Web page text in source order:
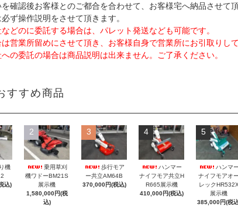
確認後お客様とのご都合を合わせて、お客様宅へ納品させて頂
ず操作説明をさせて頂きます。
どのに委託する場合は、パレット発送なども可能です。
営業所留めにさせて頂き、お客様自身で営業所にお引取りし
の委託の場合は商品説明は出来ません。ご了承ください。
すすめ商品
機
込)
2
乗用草刈
機ワドーBM21S
展示機
1,580,000円(税
込)
3
歩行モア
ー共立AM64B
370,000円(税込)
4
ハンマー
ナイフモア共立H
R665展示機
410,000円(税込)
5
ハンマー
ナイフモアオー
レックHR532X
展示機
385,000円(税